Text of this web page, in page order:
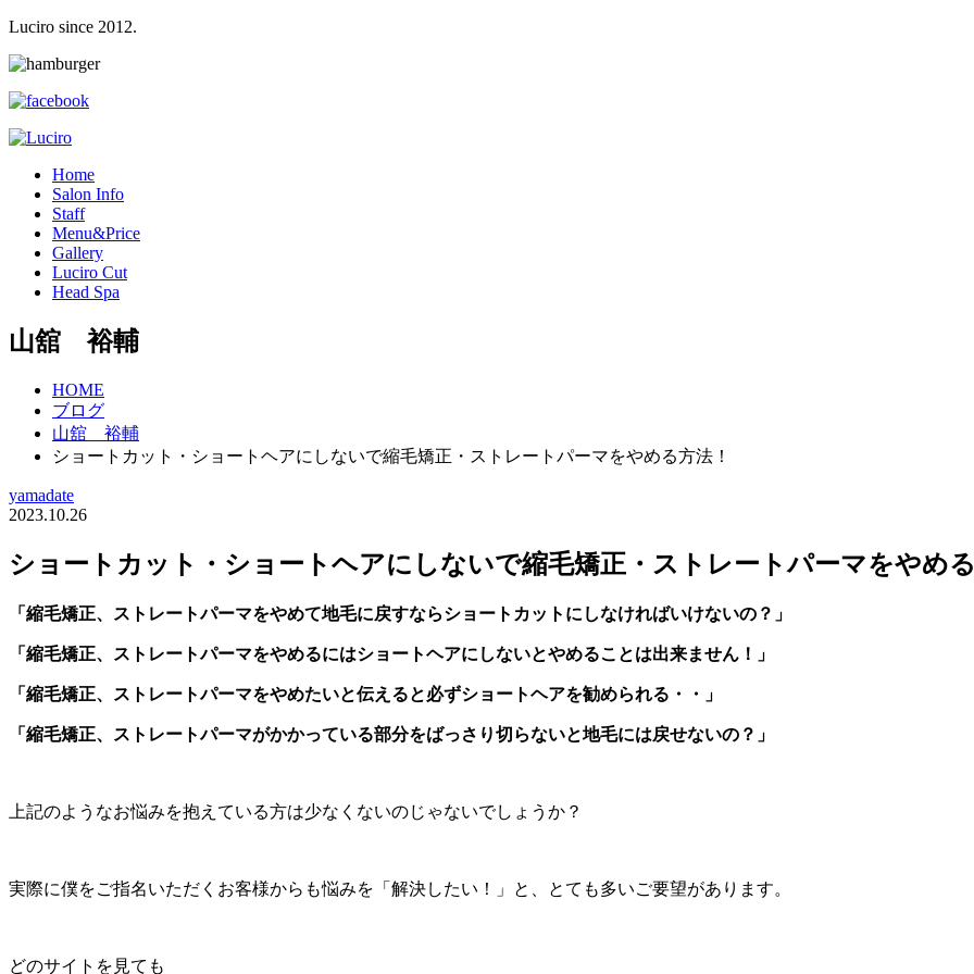
Luciro since 2012.
Home
Salon Info
Staff
Menu&Price
Gallery
Luciro Cut
Head Spa
山舘 裕輔
HOME
ブログ
山舘 裕輔
ショートカット・ショートヘアにしないで縮毛矯正・ストレートパーマをやめる方法！
yamadate
2023.10.26
ショートカット・ショートヘアにしないで縮毛矯正・ストレートパーマをやめ
「縮毛矯正、ストレートパーマをやめて地毛に戻すならショートカットにしなければいけないの？」
「縮毛矯正、ストレートパーマをやめるにはショートヘアにしないとやめることは出来ません！」
「縮毛矯正、ストレートパーマをやめたいと伝えると必ずショートヘアを勧められる・・」
「縮毛矯正、ストレートパーマがかかっている部分をばっさり切らないと地毛には戻せないの？」
上記のようなお悩みを抱えている方は少なくないのじゃないでしょうか？
実際に僕をご指名いただくお客様からも悩みを「解決したい！」と、とても多いご要望があります。
どのサイトを見ても